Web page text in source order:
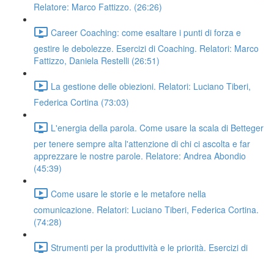
Relatore: Marco Fattizzo. (26:26)
Career Coaching: come esaltare i punti di forza e
gestire le debolezze. Esercizi di Coaching. Relatori: Marco
Fattizzo, Daniela Restelli (26:51)
La gestione delle obiezioni. Relatori: Luciano Tiberi,
Federica Cortina (73:03)
L'energia della parola. Come usare la scala di Betteger
per tenere sempre alta l'attenzione di chi ci ascolta e far
apprezzare le nostre parole. Relatore: Andrea Abondio
(45:39)
Come usare le storie e le metafore nella
comunicazione. Relatori: Luciano Tiberi, Federica Cortina.
(74:28)
Strumenti per la produttività e le priorità. Esercizi di